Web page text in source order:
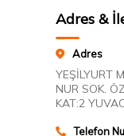
Adres &
Adres
YEŞİLYURT
NUR SOK.
KAT:2
Telefon